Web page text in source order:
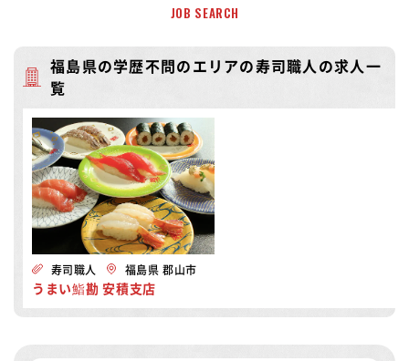
JOB SEARCH
福島県の学歴不問のエリアの寿司職人の求人一
覧
寿司職人 福島県 郡山市
うまい鮨勘 安積支店